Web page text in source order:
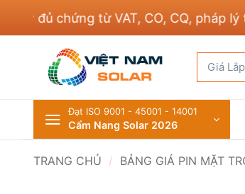
chứng từ VAT, CO, CQ, pháp lý thi
kiếm:
Đạt ISO 9001 - 45001 - 14001
Cẩm Nang Solar 2026
TRANG CHỦ / BẢNG GIÁ PIN MẶT